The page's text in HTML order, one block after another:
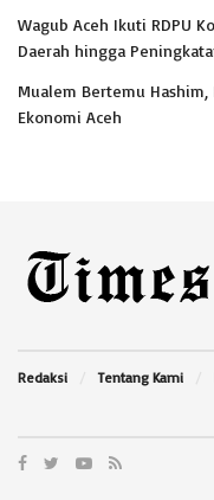
Wagub Aceh Ikuti RDPU
Daerah hingga
Mualem Bertemu Hashim,
Ekonomi Aceh
Redaksi Tentang Kami